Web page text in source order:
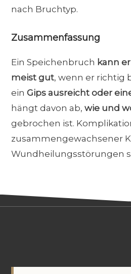
nach Bruchtyp.
Zusammenfassung
Ein Speichenbruch kann
meist gut, wenn er richtig
ein Gips ausreicht oder
hängt davon ab, wie und
gebrochen ist.
zusammengewachsener
Wundheilungsstörungen